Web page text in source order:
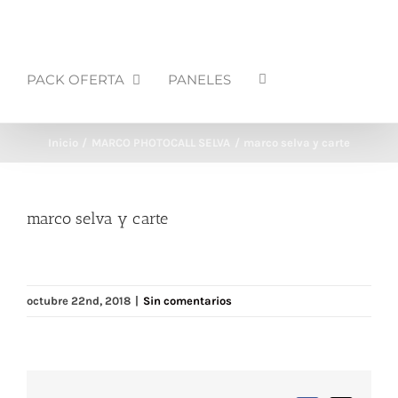
PACK OFERTA PANELES
Inicio MARCO PHOTOCALL SELVA marco selva y carte
marco selva y carte
octubre 22nd, 2018 | Sin comentarios